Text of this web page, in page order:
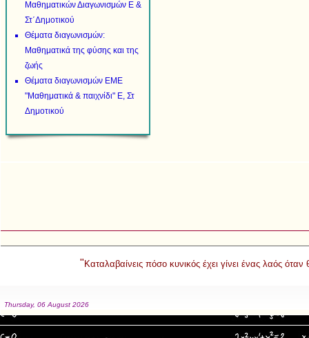
Μαθηματικών Διαγωνισμών Ε &
Στ΄Δημοτικού
Θέματα διαγωνισμών:
Μαθηματικά της φύσης και της
ζωής
Θέματα διαγωνισμών ΕΜΕ
"Μαθηματικά & παιχνίδι" Ε, Στ
Δημοτικού
" Καταλαβαίνεις πόσο κυνικός έχει γίνει ένας λαός
Thursday, 06 August 2026